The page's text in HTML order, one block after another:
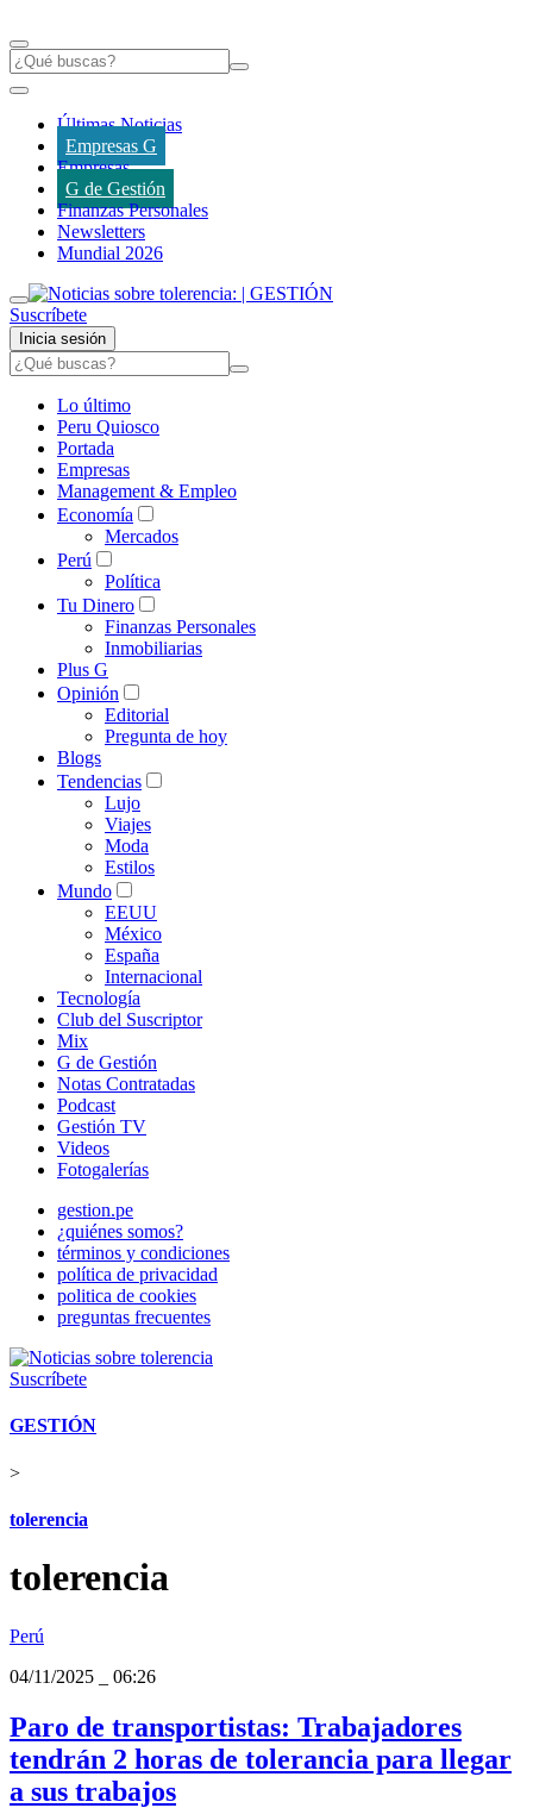
Últimas Noticias
Empresas G
Empresas
G de Gestión
Finanzas Personales
Newsletters
Mundial 2026
Suscríbete
Inicia sesión
Lo último
Peru Quiosco
Portada
Empresas
Management & Empleo
Economía
Mercados
Perú
Política
Tu Dinero
Finanzas Personales
Inmobiliarias
Plus G
Opinión
Editorial
Pregunta de hoy
Blogs
Tendencias
Lujo
Viajes
Moda
Estilos
Mundo
EEUU
México
España
Internacional
Tecnología
Club del Suscriptor
Mix
G de Gestión
Notas Contratadas
Podcast
Gestión TV
Videos
Fotogalerías
gestion.pe
¿quiénes somos?
términos y condiciones
política de privacidad
politica de cookies
preguntas frecuentes
Suscríbete
GESTIÓN
>
tolerencia
tolerencia
Perú
04/11/2025
06:26
Paro de transportistas: Trabajadores
tendrán 2 horas de tolerancia para llegar
a sus trabajos